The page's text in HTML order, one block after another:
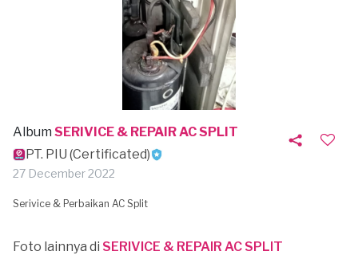
Album SERIVICE & REPAIR AC SPLIT
PT. PIU (Certificated)
27 December 2022
Serivice & Perbaikan AC Split
Foto lainnya di SERIVICE & REPAIR AC SPLIT